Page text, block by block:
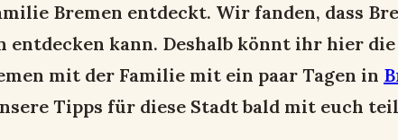
Bremen entdeckt. Wir fanden, dass
kann. Deshalb könnt ihr hier
mit der Familie mit ein paar Tagen in
Tipps für diese Stadt bald mit euch